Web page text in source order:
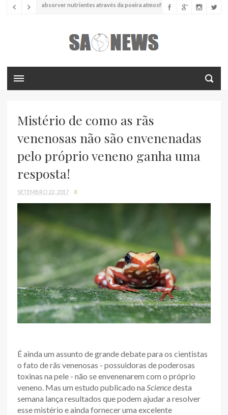
Ciência Estudo descreve uma espécie extinta de polvo que pode
Batimentos cardíacos promovem supressão do
crescimento de cânceres no coração de mamíferos, aponta estudo
Ciência Nova espécie descrita de aranha usa uma sofisticada
Mistério de como as rãs
venenosas não são envenenadas
pelo próprio veneno ganha uma
resposta!
SETEMBRO 22, 2017 X
É ainda um assunto de grande debate para os cientistas
o fato de rãs venenosas - possuidoras de poderosas
toxinas na pele - não se envenenarem com o próprio
veneno. Mas um estudo publicado na Sciencedesta
semana lança resultados que podem ajudar a resolver
esse mistério e ainda fornecer uma excelente